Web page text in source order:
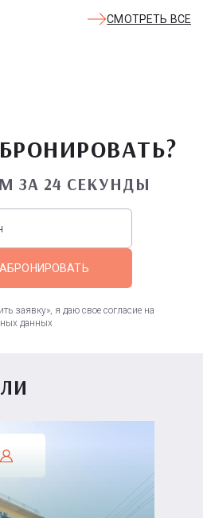
СМОТРЕТЬ ВСЕ
ЗА 24 СЕКУНДЫ
заявку», я даю свое согласие на
данных